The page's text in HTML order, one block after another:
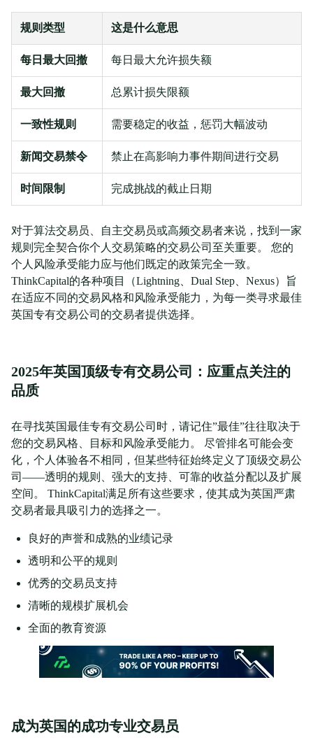
规则类型 这是什么意思
每日最大回撤 每日最大允许损失额
最大回撤 总累计损失限额
一致性规则 需要稳定的收益，惩罚大幅波动
新闻交易禁令 禁止在高影响力事件期间进行交易
时间限制 完成挑战的截止日期
对于算法交易员、自主交易员或高频交易者来说，找到一家
规则完全契合你个人交易策略的交易公司至关重要。 您的
个人风险承受能力应与他们既定的政策完全一致。
ThinkCapital的各种项目（Lightning、Dual Step、Nexus）旨
在适应不同的交易风格和风险承受能力，为每一类寻求最佳
英国专有交易公司的交易者提供选择。
2025年英国顶级专有交易公司：应重点关注的
品质
在寻找英国最佳专有交易公司时，请记住”最佳”往往取决于
您的交易风格、目标和风险承受能力。 尽管排名可能会变
化，个人体验各不相同，但某些特征始终定义了顶级交易公
司——透明的规则、强大的支持、可靠的收益分配以及扩展
空间。 ThinkCapital满足所有这些要求，使其成为英国严肃
交易者最具吸引力的选择之一。
良好的声誉和成熟的业绩记录
透明和公平的规则
优秀的交易员支持
清晰的规模扩展机会
全面的教育资源
成为英国的成功专业交易员